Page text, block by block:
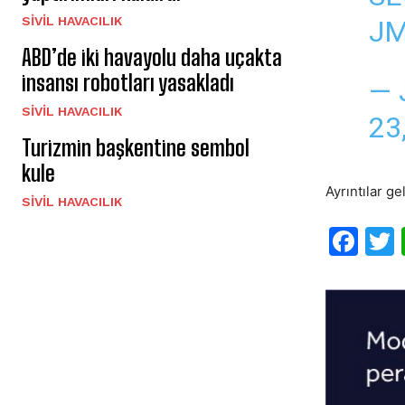
SIVIL HAVACILIK
ABD’de iki havayolu daha uçakta
insansı robotları yasakladı
SIVIL HAVACILIK
Turizmin başkentine sembol
kule
SIVIL HAVACILIK
—
Ayrıntılar
F
c
e
b
o